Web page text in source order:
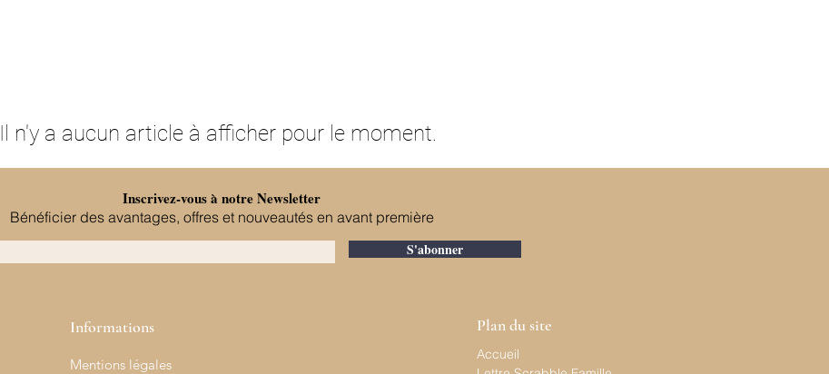
Il n'y a aucun article à afficher pour le moment.
Inscrivez-vous à notre Newsletter
Bénéficier des avantages, offres et nouveautés en avant première
S'abonner
Informations
Mentions légales
Plan du site
Accueil